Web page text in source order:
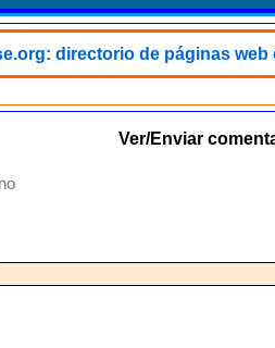
directorio de páginas
Ver/Enviar